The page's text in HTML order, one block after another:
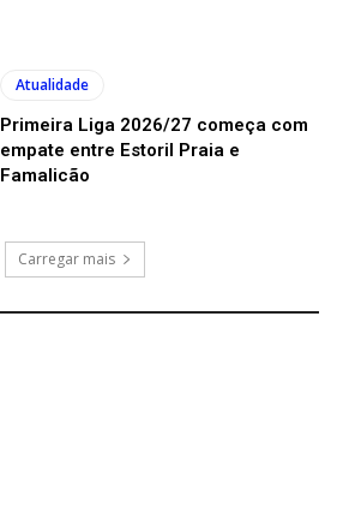
Atualidade
Primeira Liga 2026/27 começa com
empate entre Estoril Praia e
Famalicão
Carregar mais